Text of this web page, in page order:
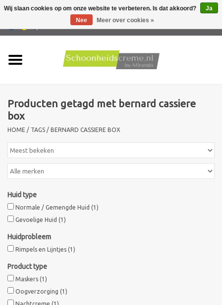
Producten
Huidproblemen
Mannen verzorging
Nieuw !!
Sothys Paris
Mila d'Opiz
Bernard cassiere
Producten getagd met bernard cassiere
box
HOME / TAGS / BERNARD CASSIERE BOX
Huid type
Normale / Gemengde Huid (1)
Gevoelige Huid (1)
Huidprobleem
Rimpels en Lijntjes (1)
Product type
Maskers (1)
Oogverzorging (1)
Nachtcreme (1)
Wij slaan cookies op om onze website te verbeteren. Is dat akkoord?
Ja
Nee
Meer over cookies »